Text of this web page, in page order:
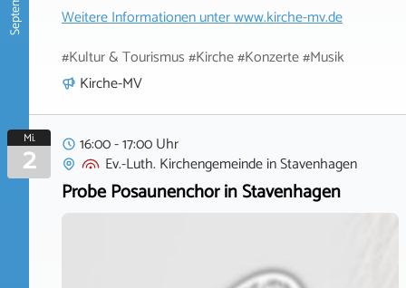
Weitere Informationen unterwww.kirche-mv.de
#Kultur & Tourismus #Kirche #Konzerte #Musik
Kirche-MV
Mi.
2
16:00 - 17:00 Uhr
Ev.-Luth. KirchengemeindeinStavenhagen
Probe Posaunenchor in Stavenhagen